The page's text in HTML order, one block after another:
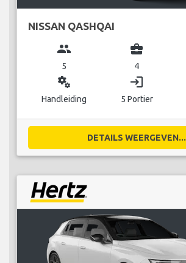
NISSAN QASHQAI
group
5
business_center
4
miscellaneous_services
Handleiding
login
5 Portier
DETAILS WEERGEVEN...